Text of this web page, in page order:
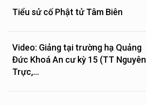
Tiểu sử cố Phật tử Tâm Biên
Video: Giảng tại trường hạ Quảng
Đức Khoá An cư kỳ 15 (TT Nguyên
Trực,...